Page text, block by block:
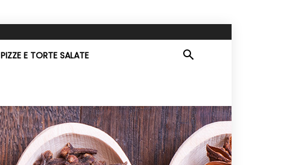
PIZZE E TORTE SALATE